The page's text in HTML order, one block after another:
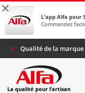
×
L'app Alfa pour
Commandez
Qualité de la
La qualité pour l’artisan